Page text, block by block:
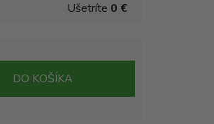
Ušetríte 0 €
DO KOŠÍKA